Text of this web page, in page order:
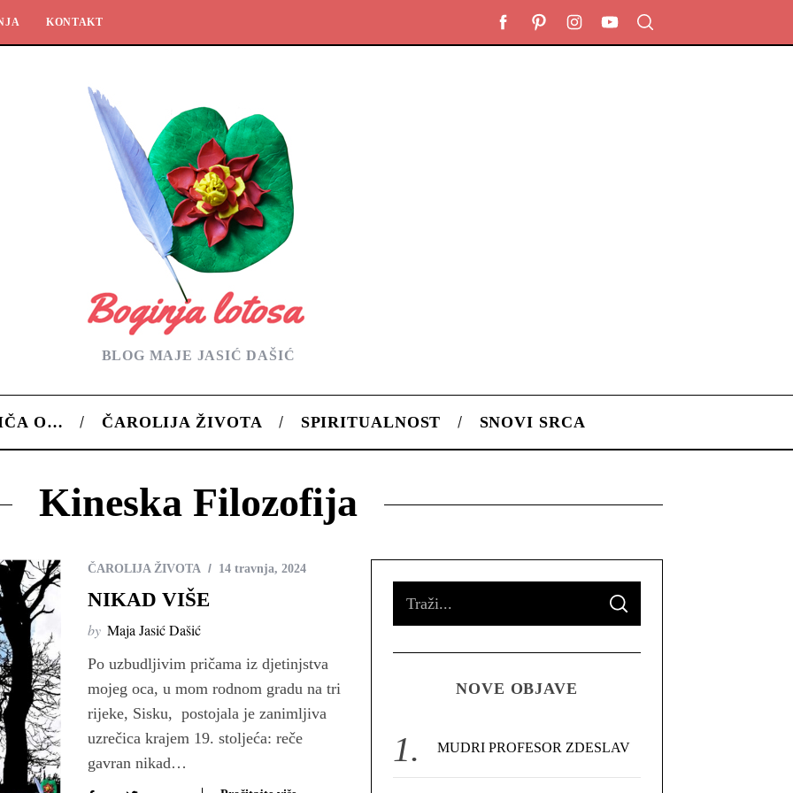
KONTAKT
BLOG MAJE JASIĆ DAŠIĆ
O… ČAROLIJA ŽIVOTA SPIRITUALNOST SNOVI SRCA
Kineska Filozofija
ČAROLIJA ŽIVOTA 14 travnja, 2024
NIKAD VIŠE
by Maja Jasić Dašić
Po uzbudljivim pričama iz djetinjstva
mojeg oca, u mom rodnom gradu na tri
rijeke, Sisku, postojala je zanimljiva
uzrečica krajem 19. stoljeća: reče
gavran nikad…
o
S
A
C
NOVE OBJAVE
MUDRI PROFESOR ZDESLAV